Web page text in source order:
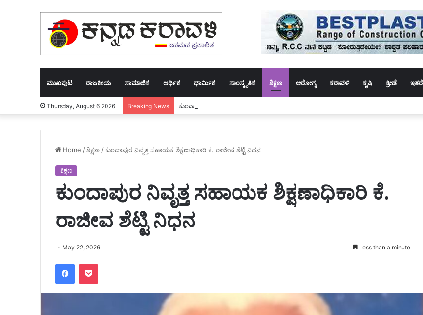
ಮುಖಪುಟ ರಾಜಕೀಯ ಸಾಮಾಜಿಕ ಆರ್ಥಿಕ ಧಾರ್ಮಿಕ ಸಾಂಸ್ಕೃತಿಕ ಶಿಕ್ಷಣ ಆರೋಗ್ಯ ಕರಾವಳಿ ಕೃಷಿ ಕ್ರೀಡೆ ಇತರೆ
Thursday, August 6 2026 Breaking News ಕುಂದಾಪುರ: ಪದವಿ ಕಾಲೇಜಿನ ವಿದ್ಯಾರ್ಥಿನಿ ಫ್ಯಾನ್‌ಗೆ ಸೀರೆಯಿಂದ ನೇಣು ಬಿಗಿದುಕೊಂಡು ಆತ್ಮಹತ್ಯೆ
Home / ಶಿಕ್ಷಣ / ಕುಂದಾಪುರ ನಿವೃತ್ತ ಸಹಾಯಕ ಶಿಕ್ಷಣಾಧಿಕಾರಿ ಕೆ. ರಾಜೀವ ಶೆಟ್ಟಿ ನಿಧನ
ಶಿಕ್ಷಣ
ಕುಂದಾಪುರ ನಿವೃತ್ತ ಸಹಾಯಕ ಶಿಕ್ಷಣಾಧಿಕಾರಿ ಕೆ.
ರಾಜೀವ ಶೆಟ್ಟಿ ನಿಧನ
May 22, 2026 Less than a minute
FacebookPocket